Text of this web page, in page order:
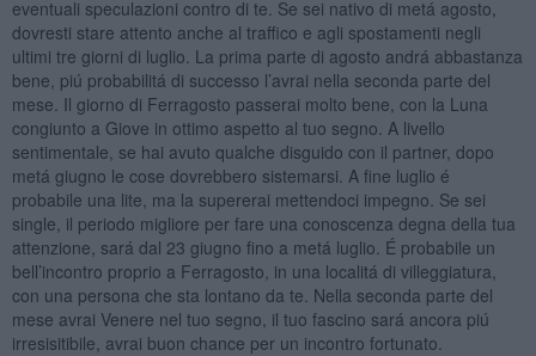
eventuali speculazioni contro di te. Se sei nativo di metá agosto,
dovresti stare attento anche al traffico e agli spostamenti negli
ultimi tre giorni di luglio. La prima parte di agosto andrá abbastanza
bene, piú probabilitá di successo l’avrai nella seconda parte del
mese. Il giorno di Ferragosto passerai molto bene, con la Luna
congiunto a Giove in ottimo aspetto al tuo segno. A livello
sentimentale, se hai avuto qualche disguido con il partner, dopo
metá giugno le cose dovrebbero sistemarsi. A fine luglio é
probabile una lite, ma la supererai mettendoci impegno. Se sei
single, il periodo migliore per fare una conoscenza degna della tua
attenzione, sará dal 23 giugno fino a metá luglio. É probabile un
bell’incontro proprio a Ferragosto, in una localitá di villeggiatura,
con una persona che sta lontano da te. Nella seconda parte del
mese avrai Venere nel tuo segno, il tuo fascino sará ancora piú
irresisitibile, avrai buon chance per un incontro fortunato.